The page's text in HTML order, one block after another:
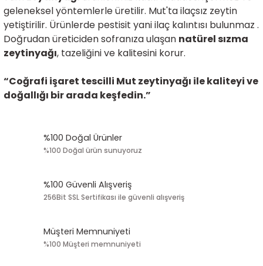
geleneksel yöntemlerle üretilir. Mut'ta ilaçsız zeytin
yetiştirilir. Ürünlerde pestisit yani ilaç kalıntısı bulunmaz .
Doğrudan üreticiden sofranıza ulaşan natürel sızma
zeytinyağı, tazeliğini ve kalitesini korur.
“Coğrafi işaret tescilli Mut zeytinyağı ile kaliteyi ve
doğallığı bir arada keşfedin.”
%100 Doğal Ürünler
%100 Doğal ürün sunuyoruz
%100 Güvenli Alışveriş
256Bit SSL Sertifikası ile güvenli alışveriş
Müşteri Memnuniyeti
%100 Müşteri memnuniyeti